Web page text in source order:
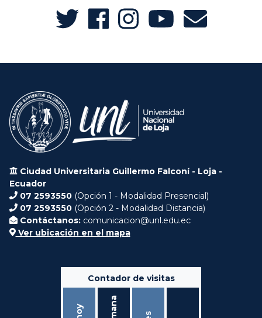
Ciudad Universitaria Guillermo Falconí - Loja -
Ecuador
07 2593550 (Opción 1 - Modalidad Presencial)
07 2593550 (Opción 2 - Modalidad Distancia)
Contáctanos: comunicacion@unl.edu.ec
Ver ubicación en el mapa
Contador de visitas